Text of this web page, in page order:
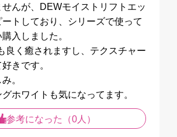
せんが、DEWモイストリフトエッ
トしており、シリーズで使って
入しました。
良く癒されますし、テクスチャー
きです。
。
ホワイトも気になってます。
参考になった（0人）